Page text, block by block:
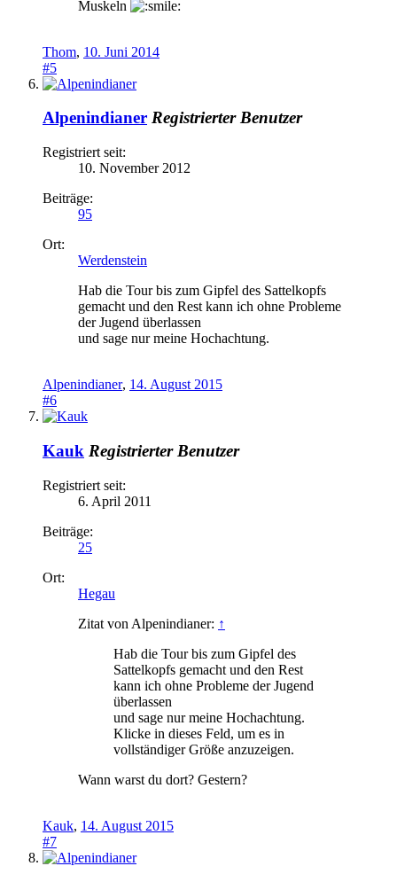
Muskeln
Thom, 10. Juni 2014
#5
Alpenindianer Registrierter Benutzer
Registriert seit:
10. November 2012
Beiträge:
95
Ort:
Werdenstein
Hab die Tour bis zum Gipfel des Sattelkopfs
gemacht und den Rest kann ich ohne Probleme
der Jugend überlassen
und sage nur meine Hochachtung.
Alpenindianer, 14. August 2015
#6
Kauk Registrierter Benutzer
Registriert seit:
6. April 2011
Beiträge:
25
Ort:
Hegau
Zitat von Alpenindianer: ↑
Hab die Tour bis zum Gipfel des
Sattelkopfs gemacht und den Rest
kann ich ohne Probleme der Jugend
überlassen
und sage nur meine Hochachtung.
Klicke in dieses Feld, um es in
vollständiger Größe anzuzeigen.
Wann warst du dort? Gestern?
Kauk, 14. August 2015
#7